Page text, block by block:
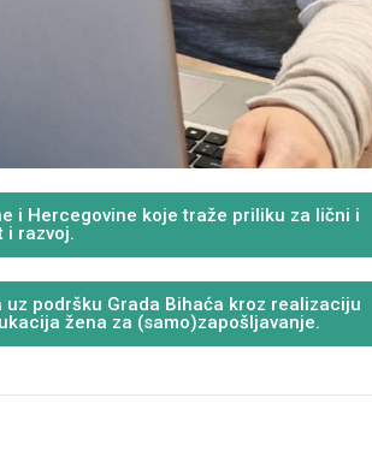
i Hercegovine koje traže priliku za lični i
i razvoj.
podršku Grada Bihaća kroz realizaciju
žena za (samo)zapošljavanje.